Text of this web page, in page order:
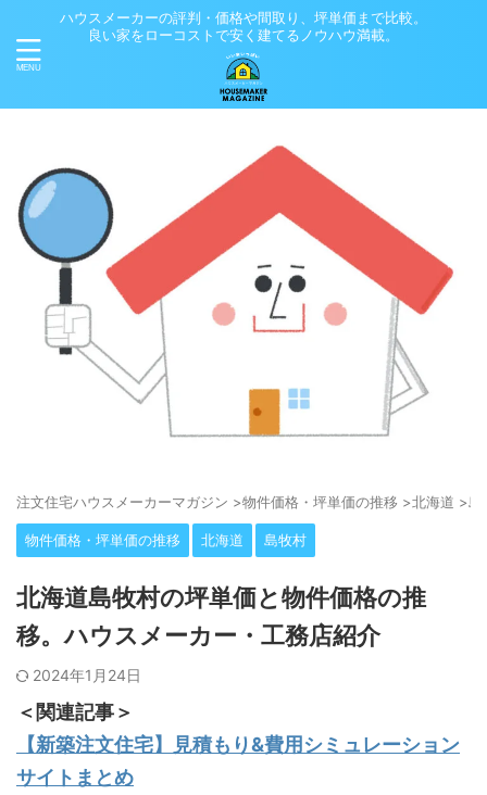
ハウスメーカーの評判・価格や間取り、坪単価まで比較。
良い家をローコストで安く建てるノウハウ満載。
注⽂住宅ハウスメーカーマガジン >物件価格・坪単価の推移 >北海道 >島
物件価格・坪単価の推移 北海道 島牧村
北海道島牧村の坪単価と物件価格の推
移。ハウスメーカー・工務店紹介
2024年1月24日
＜関連記事＞
【新築注文住宅】見積もり&費用シミュレーション
サイトまとめ